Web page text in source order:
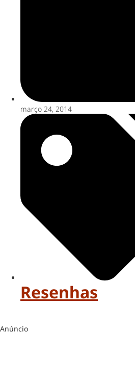
março 24, 2014
Resenhas
Anúncio